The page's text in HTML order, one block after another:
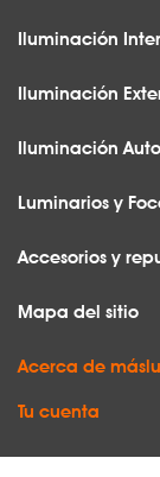
Iluminación
Iluminación
Iluminación
Luminarios y
Accesorios y
Mapa del sitio
Acerca de
Tu cuenta